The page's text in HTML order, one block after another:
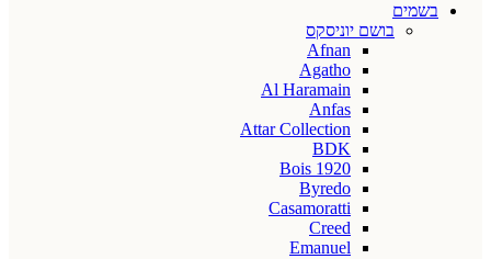
בשמים
בושם יוניסקס
Afnan
Agatho
Al Haramain
Anfas
Attar Collection
BDK
Bois 1920
Byredo
Casamoratti
Creed
Emanuel